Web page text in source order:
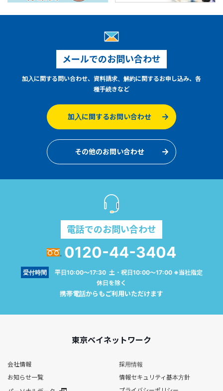
メールでのお問い合わせ
加入に関する問い合わせ、資料請求、解約に関するお申し込み、各
種手続きなど
加入に関するお問い合わせ
その他のお問い合わせ
電話でのお問い合わせ
0120-44-3404
受付時間
平日10:00～17:30 土・祝日10:00～17:00 ※当社指定
休日を除く
携帯電話からもご利用いただけます
東京ベイネットワーク
会社情報
採用情報
お知らせ一覧
情報セキュリティ基本方針